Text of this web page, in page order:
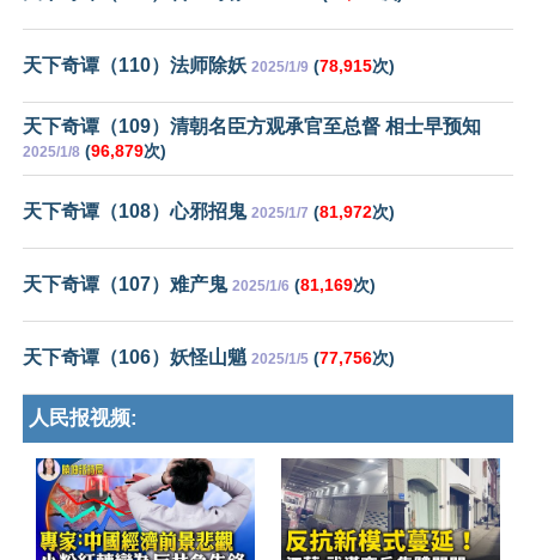
天下奇谭（110）法师除妖 2025/1/9 (78,915次)
天下奇谭（109）清朝名臣方观承官至总督 相士早预知
2025/1/8 (96,879次)
天下奇谭（108）心邪招鬼 2025/1/7 (81,972次)
天下奇谭（107）难产鬼 2025/1/6 (81,169次)
天下奇谭（106）妖怪山魈 2025/1/5 (77,756次)
人民报视频: